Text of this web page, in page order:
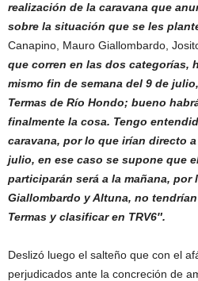
realización de la caravana que
sobre la situación que se les
Canapino, Mauro Giallombardo,
que corren en las dos categorías,
mismo fin de semana del 9 de
Termas de Río Hondo; bueno
finalmente la cosa. Tengo
caravana, por lo que irían directo
julio, en ese caso se supone que
participarán será a la mañana,
Giallombardo y Altuna, no
Termas y clasificar en TRV6″.
Deslizó luego el salteño que con el
perjudicados ante la concreción de